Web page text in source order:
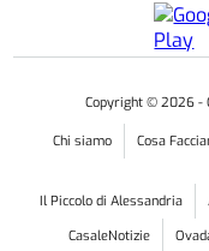
Copyright © 2026 -
Chi siamo Cosa
Il Piccolo di Alessandria
CasaleNotizie